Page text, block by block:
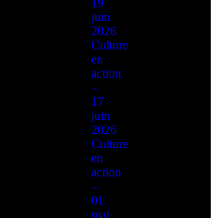
19
juin
2026
Culture
en
action
–
17
juin
2026
Culture
en
action
–
01
mai